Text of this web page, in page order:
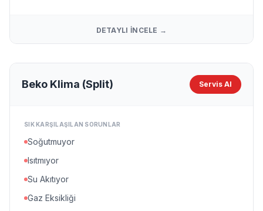
DETAYLI İNCELE →
Beko Klima (Split) Servis Al
SIK KARŞILAŞILAN SORUNLAR
Soğutmuyor
Isıtmıyor
Su Akıtıyor
Gaz Eksikliği